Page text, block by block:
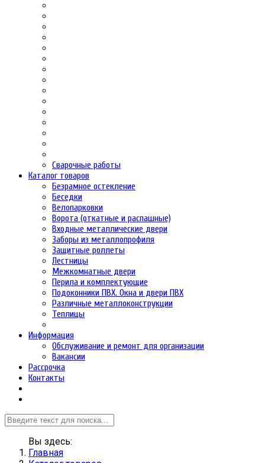
Сварочные работы
Каталог товаров
Безрамное остекление
Беседки
Велопарковки
Ворота (откатные и распашные)
Входные металлические двери
Заборы из металлопрофиля
Защитные роллеты
Лестницы
Межкомнатные двери
Перила и комплектующие
Подоконники ПВХ. Окна и двери ПВХ
Различные металлоконструкции
Теплицы
Информация
Обслуживание и ремонт для организации
Вакансии
Рассрочка
Контакты
Вы здесь:
Главная